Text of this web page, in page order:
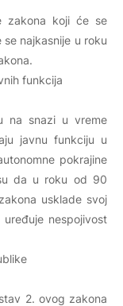
zakona koji će se
najkasnije u roku
funkcija
na snazi u vreme
javnu funkciju u
pokrajine
da u roku od 90
usklade svoj
nespojivost
2. ovog zakona